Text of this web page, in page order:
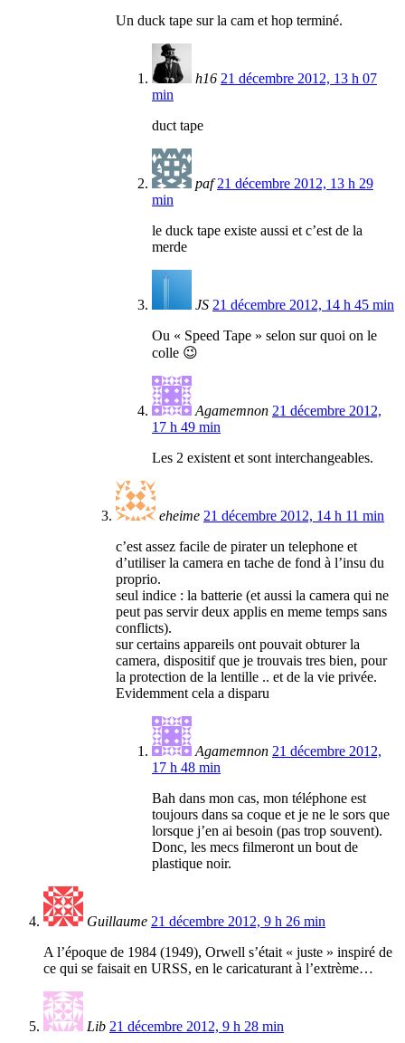
Un duck tape sur la cam et hop terminé.
h16 21 décembre 2012, 13 h 07
min
duct tape
paf 21 décembre 2012, 13 h 29
min
le duck tape existe aussi et c’est de la
merde
JS 21 décembre 2012, 14 h 45 min
Ou « Speed Tape » selon sur quoi on le
colle 😉
Agamemnon 21 décembre 2012,
17 h 49 min
Les 2 existent et sont interchangeables.
eheime 21 décembre 2012, 14 h 11 min
c’est assez facile de pirater un telephone et
d’utiliser la camera en tache de fond à l’insu du
proprio.
seul indice : la batterie (et aussi la camera qui ne
peut pas servir deux applis en meme temps sans
conflicts).
sur certains appareils ont pouvait obturer la
camera, dispositif que je trouvais tres bien, pour
la protection de la lentille .. et de la vie privée.
Evidemment cela a disparu
Agamemnon 21 décembre 2012,
17 h 48 min
Bah dans mon cas, mon téléphone est
toujours dans sa coque et je ne le sors que
lorsque j’en ai besoin (pas trop souvent).
Donc, les mecs filmeront un bout de
plastique noir.
Guillaume 21 décembre 2012, 9 h 26 min
A l’époque de 1984 (1949), Orwell s’était « juste » inspiré de
ce qui se faisait en URSS, en le caricaturant à l’extrème…
Lib 21 décembre 2012, 9 h 28 min